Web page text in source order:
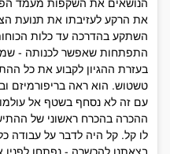
הנושאים את השקפות מעמד
את הרקע לעזיבתו את תנועת
השתקע בהדרכה עד כלות
התפתחות שאפשר לכנותה -
בעזרת ההגיון לקבוע את כל
טשטוש. הוא ראה בריפורמיזם
עם זה לא נסחף בשטף אל
ההכרה בהכרח ראשוני של
לו קל. קל היה לדבר על עבודה
בצאתנו להכשרה - נפתחו לפניו